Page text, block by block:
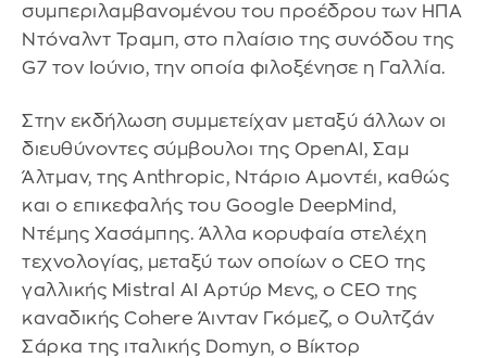
συμπεριλαμβανομένου του προέδρου των ΗΠΑ
Ντόναλντ Τραμπ, στο πλαίσιο της συνόδου της
G7 τον Ιούνιο, την οποία φιλοξένησε η Γαλλία.
Στην εκδήλωση συμμετείχαν μεταξύ άλλων οι
διευθύνοντες σύμβουλοι της OpenAI, Σαμ
Άλτμαν, της Anthropic, Ντάριο Αμοντέι, καθώς
και ο επικεφαλής του Google DeepMind,
Ντέμης Χασάμπης. Άλλα κορυφαία στελέχη
τεχνολογίας, μεταξύ των οποίων ο CEO της
γαλλικής Mistral AI Αρτύρ Μενς, ο CEO της
καναδικής Cohere Άινταν Γκόμεζ, ο Ουλτζάν
Σάρκα της ιταλικής Domyn, ο Βίκτορ